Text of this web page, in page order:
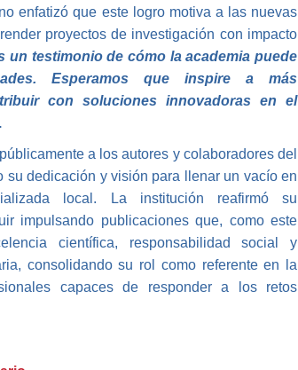
enfatizó que este logro motiva a las nuevas
proyectos de investigación con impacto
un testimonio de cómo la academia puede
Esperamos que inspire a más
con soluciones innovadoras en el
.
a los autores y colaboradores del
su dedicación y visión para llenar un vacío en
local. La institución reafirmó su
impulsando publicaciones que, como este
científica, responsabilidad social y
consolidando su rol como referente en la
capaces de responder a los retos